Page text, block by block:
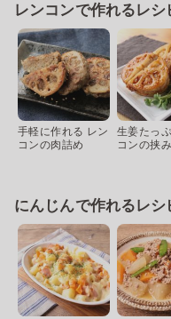
レンコンで作れるレシ
手軽に作れる レン
コンの肉詰め
生姜たっ
コンの挟
にんじんで作れるレシ